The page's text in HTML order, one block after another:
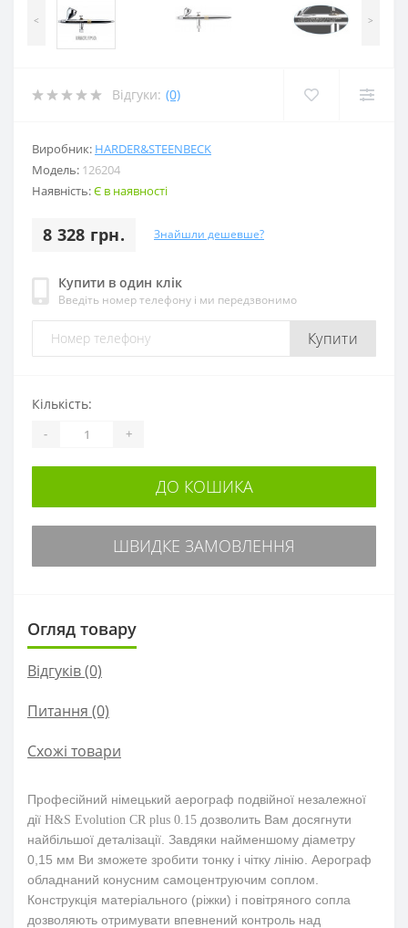
< >
Відгуки: (0)
Виробник: HARDER&STEENBECK
Модель: 126204
Наявність:Є в наявності
8 328 грн. Знайшли дешевше?
Купити в один клік
Введіть номер телефону і ми передзвонимо
Купити
Кількість:
- +
ДО КОШИКА
ШВИДКЕ ЗАМОВЛЕННЯ
Огляд товару
Відгуків (0)
Питання (0)
Схожі товари
Професійний німецький аерограф подвійної незалежної
дії H&S Evolution CR plus 0.15 дозволить Вам досягнути
найбільшої деталізації. Завдяки найменшому діаметру
0,15 мм Ви зможете зробити тонку і чітку лінію. Аерограф
обладнаний конусним самоцентруючим соплом.
Конструкція матеріального (ріжки) і повітряного сопла
дозволяють отримувати впевнений контроль над